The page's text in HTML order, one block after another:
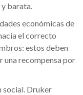
barata.
económicas de
el correcto
estos deben
recompensa por
social. Druker